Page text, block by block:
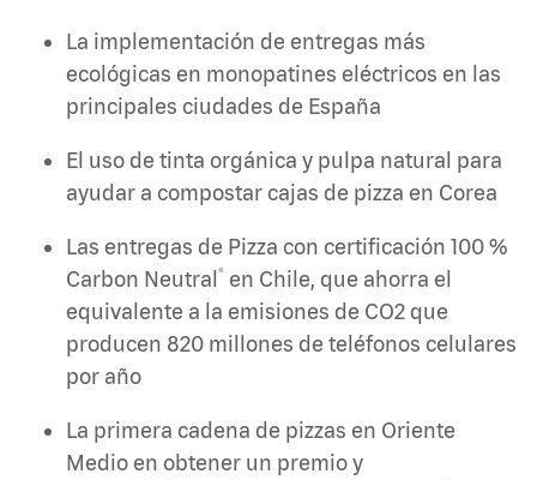
La implementación de entregas más
ecológicas en monopatines eléctricos en las
principales ciudades de España
El uso de tinta orgánica y pulpa natural para
ayudar a compostar cajas de pizza en Corea
Las entregas de Pizza con certificación 100 %
Carbon Neutral® en Chile, que ahorra el
equivalente a la emisiones de CO2 que
producen 820 millones de teléfonos celulares
por año
La primera cadena de pizzas en Oriente
Medio en obtener un premio y